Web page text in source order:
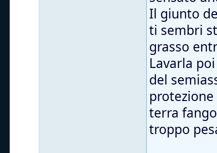
Il giunto
ti sembri
grasso
Lavarla
del
terra
troppo